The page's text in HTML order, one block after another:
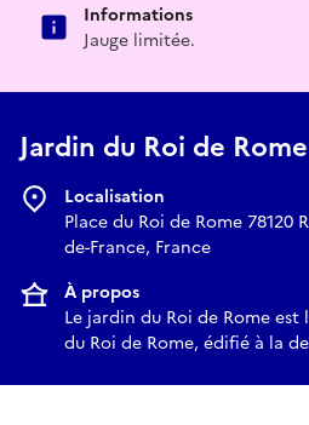
Informations
Jauge limitée.
Jardin du Roi de Rome
Localisation
Place du Roi de Rome 78120
de-France, France
À propos
Le jardin du Roi de Rome est
du Roi de Rome, édifié à la